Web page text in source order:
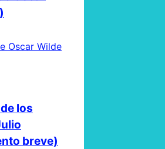
los
breve)